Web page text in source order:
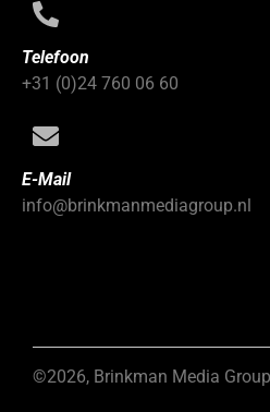
Telefoon
+31 (0)24 760 06 60
E-Mail
info@brinkmanmediagroup.nl
©2026, Brinkman Media Group